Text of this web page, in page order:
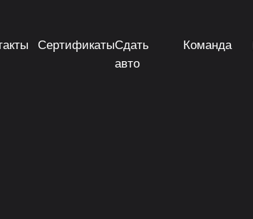
СертификатыСдать
авто
Команда